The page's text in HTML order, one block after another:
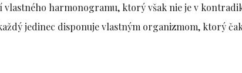
harmonogramu, ktorý však nie je v
jedinec disponuje vlastným organizmom, ktorý